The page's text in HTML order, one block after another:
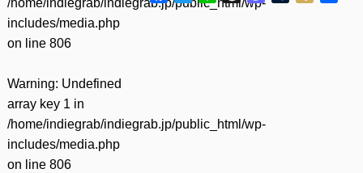
includes/media.php
on line 806
Warning: Undefined
array key 1 in
/home/indiegrab/indiegrab.jp/public_html/wp-
includes/media.php
on line 806